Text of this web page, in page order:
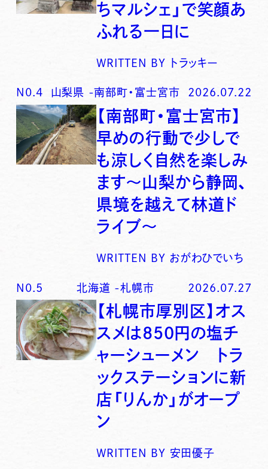
ちマルシェ」で笑顔あ
ふれる一日に
WRITTEN BY トラッキー
N0.4 山梨県 -南部町・富士宮市 2026.07.22
【南部町・富士宮市】
早めの行動で少しで
も涼しく自然を楽しみ
ます〜山梨から静岡、
県境を越えて林道ド
ライブ〜
WRITTEN BY おがわひでいち
N0. 5 北海道 -札幌市 2026.07.27
【札幌市厚別区】オス
スメは850円の塩チ
ャーシューメン トラ
ックステーションに新
店「りんか」がオープ
ン
WRITTEN BY 安田優子